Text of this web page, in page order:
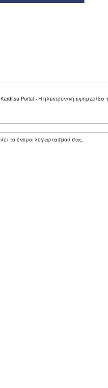
Portal - Η ηλεκτρονική εφημερίδα
το όνομα λογαριασμού σας.